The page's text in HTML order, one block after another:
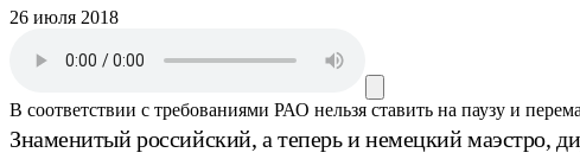
26 июля 2018
В соответствии с требованиями РАО нельзя ставить на паузу и
Знаменитый российский, а теперь и немецкий